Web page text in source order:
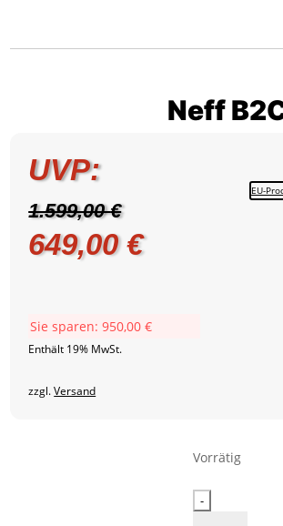
3
Neff
UVP:
1.599,00€
Ursprünglicher
war:
1.599,00 €
649,00€Aktueller
ist:
Sie sparen:950,00€
Enthält 19% MwSt.
zzgl.Versand
EU-
Vorrätig
Neff
-